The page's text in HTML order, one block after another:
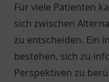
Für viele Patienten
sich zwischen
zu entscheiden. Ein
bestehen, sich zu
Perspektiven zu